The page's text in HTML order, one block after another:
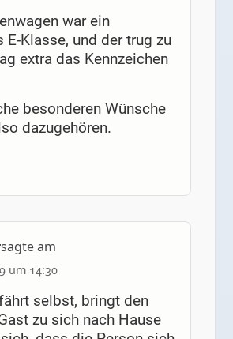
war ein
E-Klasse, und der trug zu
extra das Kennzeichen
besonderen Wünsche
dazugehören.
sagte am
um 14:30
selbst, bringt den
zu sich nach Hause